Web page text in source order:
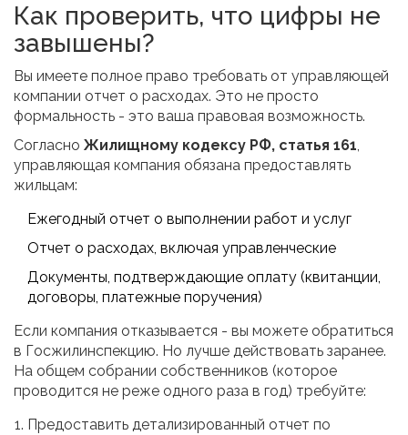
Как проверить, что цифры не
завышены?
Вы имеете полное право требовать от управляющей
компании отчет о расходах. Это не просто
формальность - это ваша правовая возможность.
Согласно Жилищному кодексу РФ, статья 161,
управляющая компания обязана предоставлять
жильцам:
Ежегодный отчет о выполнении работ и услуг
Отчет о расходах, включая управленческие
Документы, подтверждающие оплату (квитанции,
договоры, платежные поручения)
Если компания отказывается - вы можете обратиться
в Госжилинспекцию. Но лучше действовать заранее.
На общем собрании собственников (которое
проводится не реже одного раза в год) требуйте:
Предоставить детализированный отчет по